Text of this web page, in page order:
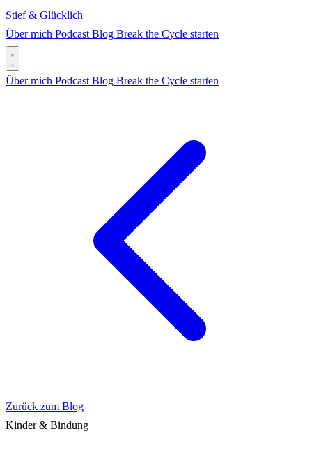
Stief & Glücklich
Über mich Podcast Blog Break the Cycle starten
Über mich Podcast Blog Break the Cycle starten
Zurück zum Blog
Kinder & Bindung